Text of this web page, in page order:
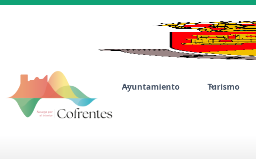
Ayuntamiento Turismo